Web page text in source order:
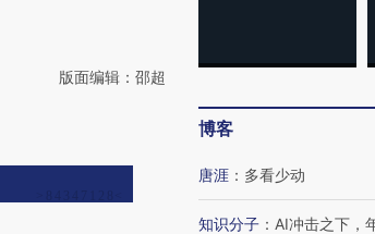
版面编辑：邵超
博客
唐涯 ： 多看少动
知识分子 ： AI冲击之下，